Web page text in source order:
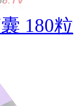
180粒